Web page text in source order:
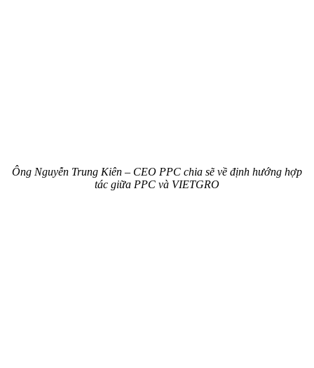
Ông Nguyễn Trung Kiên – CEO PPC chia sẽ về định hướng hợp
tác giữa PPC và VIETGRO